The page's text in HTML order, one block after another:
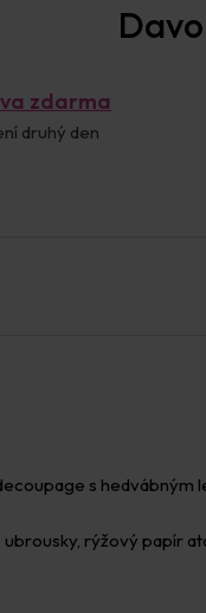
zdarma
druhý den
s hedvábným
ubrousky, rýžový papír